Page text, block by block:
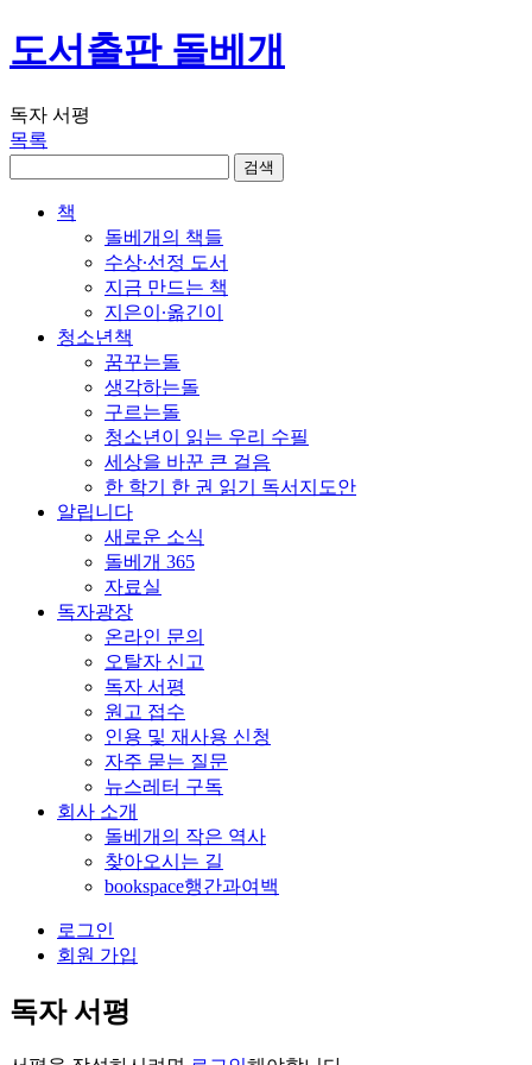
도서출판 돌베개
독자 서평
목록
책
돌베개의 책들
수상∙선정 도서
지금 만드는 책
지은이∙옮긴이
청소년책
꿈꾸는돌
생각하는돌
구르는돌
청소년이 읽는 우리 수필
세상을 바꾼 큰 걸음
한 학기 한 권 읽기 독서지도안
알립니다
새로운 소식
돌베개 365
자료실
독자광장
온라인 문의
오탈자 신고
독자 서평
원고 접수
인용 및 재사용 신청
자주 묻는 질문
뉴스레터 구독
회사 소개
돌베개의 작은 역사
찾아오시는 길
bookspace행간과여백
로그인
회원 가입
독자 서평